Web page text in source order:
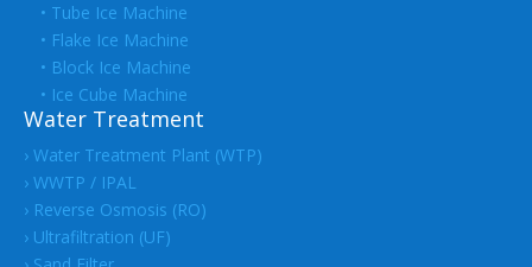
• Tube Ice Machine
• Flake Ice Machine
• Block Ice Machine
• Ice Cube Machine
Water Treatment
› Water Treatment Plant (WTP)
› WWTP / IPAL
› Reverse Osmosis (RO)
› Ultrafiltration (UF)